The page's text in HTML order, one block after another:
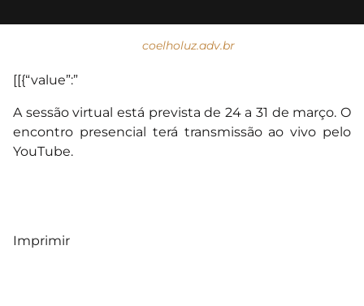
coelholuz.adv.br
[[{“value”:”
A sessão virtual está prevista de 24 a 31 de março. O
encontro presencial terá transmissão ao vivo pelo
YouTube.
Imprimir